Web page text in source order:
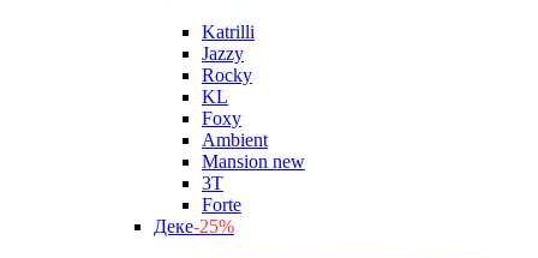
Katrilli
Jazzy
Rocky
KL
Foxy
Ambient
Mansion new
3Т
Forte
Деке-25%